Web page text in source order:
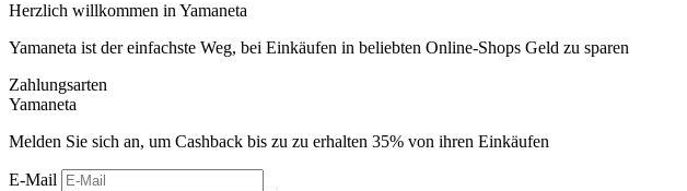
Herzlich willkommen in Yamaneta
Yamaneta ist der einfachste Weg, bei Einkäufen in beliebten Online-Shops Geld zu sparen
Zahlungsarten
Yamaneta
Melden Sie sich an, um Cashback bis zu zu erhalten 35% von ihren Einkäufen
E-Mail